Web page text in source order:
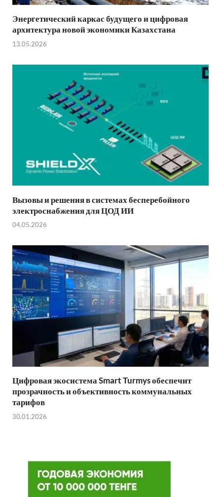
Энергетический каркас будущего и цифровая
архитектура новой экономики Казахстана
13.05.2026
Вызовы и решения в системах бесперебойного
электроснабжения для ЦОД ИИ
04.05.2026
Цифровая экосистема Smart Turmys обеспечит
прозрачность и объективность коммунальных
тарифов
30.01.2026